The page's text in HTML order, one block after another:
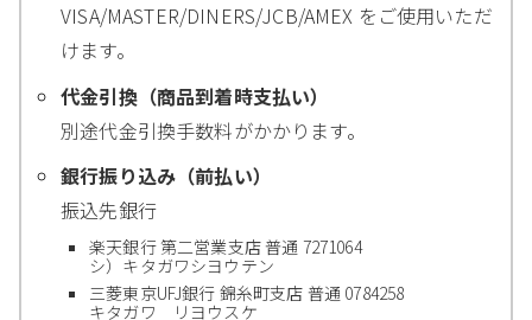
VISA/MASTER/DINERS/JCB/AMEX をご使用いただ
けます。
代金引換（商品到着時支払い）
別途代金引換手数料がかかります。
銀行振り込み（前払い）
振込先銀行
楽天銀行 第二営業支店 普通 7271064
シ）キタガワシヨウテン
三菱東京UFJ銀行 錦糸町支店 普通 0784258
キタガワ リヨウスケ